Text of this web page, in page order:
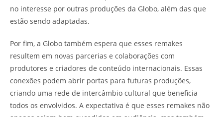
no interesse por outras produções da Globo, além das que
estão sendo adaptadas.
Por fim, a Globo também espera que esses remakes
resultem em novas parcerias e colaborações com
produtores e criadores de conteúdo internacionais. Essas
conexões podem abrir portas para futuras produções,
criando uma rede de intercâmbio cultural que beneficia
todos os envolvidos. A expectativa é que esses remakes não